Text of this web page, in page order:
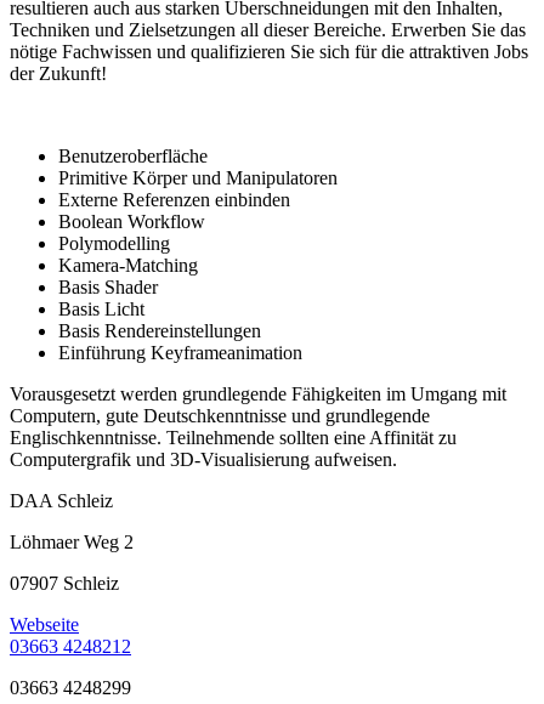
resultieren auch aus starken Überschneidungen mit den Inhalten,
Techniken und Zielsetzungen all dieser Bereiche. Erwerben Sie das
nötige Fachwissen und qualifizieren Sie sich für die attraktiven Jobs
der Zukunft!
Benutzeroberfläche
Primitive Körper und Manipulatoren
Externe Referenzen einbinden
Boolean Workflow
Polymodelling
Kamera-Matching
Basis Shader
Basis Licht
Basis Rendereinstellungen
Einführung Keyframeanimation
Vorausgesetzt werden grundlegende Fähigkeiten im Umgang mit
Computern, gute Deutschkenntnisse und grundlegende
Englischkenntnisse. Teilnehmende sollten eine Affinität zu
Computergrafik und 3D-Visualisierung aufweisen.
DAA Schleiz
Löhmaer Weg 2
07907 Schleiz
Webseite
03663 4248212
03663 4248299